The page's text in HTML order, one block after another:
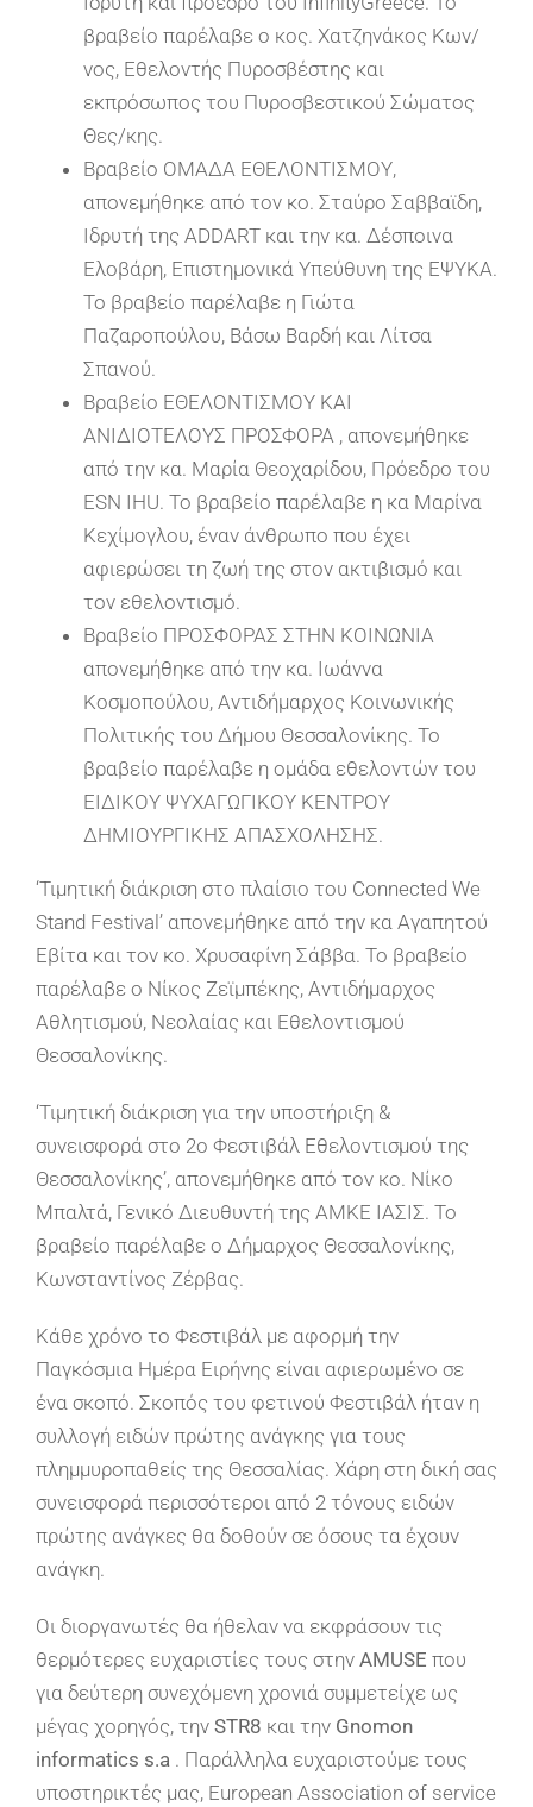
βραβείο παρέλαβε ο κος. Χατζηνάκος Κων/
νος, Εθελοντής Πυροσβέστης και
εκπρόσωπος του Πυροσβεστικού Σώματος
Θες/κης.
Βραβείο ΟΜΑΔΑ ΕΘΕΛΟΝΤΙΣΜΟΥ,
απονεμήθηκε από τον κο. Σταύρο Σαββαϊδη,
Ιδρυτή της ADDART και την κα. Δέσποινα
Ελοβάρη, Επιστημονικά Υπεύθυνη της ΕΨΥΚΑ.
Το βραβείο παρέλαβε η Γιώτα
Παζαροπούλου, Βάσω Βαρδή και Λίτσα
Σπανού.
Βραβείο ΕΘΕΛΟΝΤΙΣΜΟΥ ΚΑΙ
ΑΝΙΔΙΟΤΕΛΟΥΣ ΠΡΟΣΦΟΡΑ , απονεμήθηκε
από την κα. Mαρία Θεοχαρίδου, Πρόεδρο του
ESN IHU. Το βραβείο παρέλαβε η κα Μαρίνα
Κεχίμογλου, έναν άνθρωπο που έχει
αφιερώσει τη ζωή της στον ακτιβισμό και
τον εθελοντισμό.
Βραβείο ΠΡΟΣΦΟΡΑΣ ΣΤΗΝ ΚΟΙΝΩΝΙΑ
απονεμήθηκε από την κα. Ιωάννα
Κοσμοπούλου, Αντιδήμαρχος Κοινωνικής
Πολιτικής του Δήμου Θεσσαλονίκης. Το
βραβείο παρέλαβε η ομάδα εθελοντών του
ΕΙΔΙΚΟΥ ΨΥΧΑΓΩΓΙΚΟΥ ΚΕΝΤΡΟΥ
ΔΗΜΙΟΥΡΓΙΚΗΣ ΑΠΑΣΧΟΛΗΣΗΣ.
‘Τιμητική διάκριση στο πλαίσιο του Connected We
Stand Festival’ απονεμήθηκε από την κα Αγαπητού
Εβίτα και τον κο. Χρυσαφίνη Σάββα. Το βραβείο
παρέλαβε ο Νίκος Ζεϊμπέκης, Aντιδήμαρχος
Aθλητισμού, Nεολαίας και Eθελοντισμού
Θεσσαλονίκης.
‘Τιμητική διάκριση για την υποστήριξη &
συνεισφορά στο 2ο Φεστιβάλ Εθελοντισμού της
Θεσσαλονίκης’, απονεμήθηκε από τον κο. Νίκο
Μπαλτά, Γενικό Διευθυντή της ΑΜΚΕ ΙΑΣΙΣ. Το
βραβείο παρέλαβε ο Δήμαρχος Θεσσαλονίκης,
Κωνσταντίνος Ζέρβας.
Κάθε χρόνο το Φεστιβάλ με αφορμή την
Παγκόσμια Ημέρα Ειρήνης είναι αφιερωμένο σε
ένα σκοπό. Σκοπός του φετινού Φεστιβάλ ήταν η
συλλογή ειδών πρώτης ανάγκης για τους
πλημμυροπαθείς της Θεσσαλίας. Χάρη στη δική σας
συνεισφορά περισσότεροι από 2 τόνους ειδών
πρώτης ανάγκες θα δοθούν σε όσους τα έχουν
ανάγκη.
Οι διοργανωτές θα ήθελαν να εκφράσουν τις
θερμότερες ευχαριστίες τους στην AMUSE που
για δεύτερη συνεχόμενη χρονιά συμμετείχε ως
μέγας χορηγός, την STR8 και την Gnomon
informatics s.a. Παράλληλα ευχαριστούμε τους
υποστηρικτές μας, European Association of service